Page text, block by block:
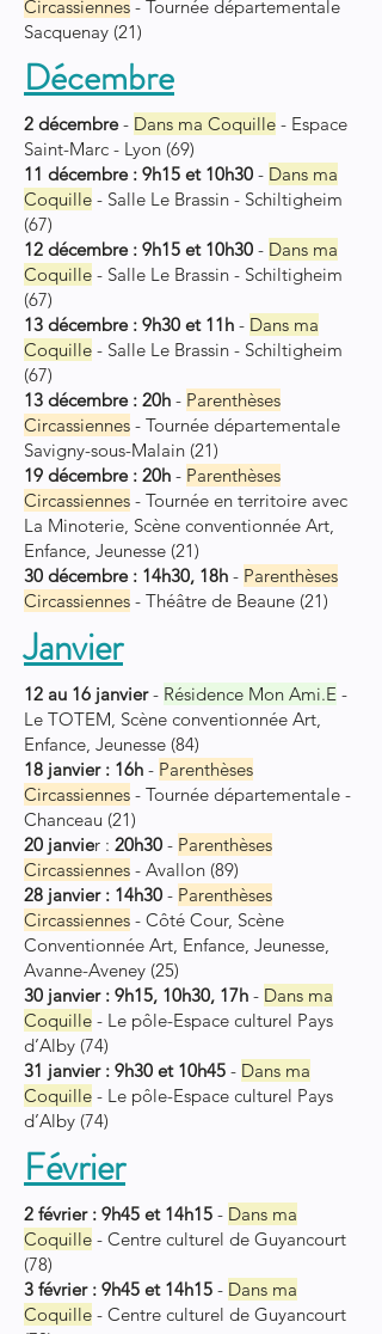
Circassiennes - Tournée départementale
Sacquenay (21)
Décembre
2 décembre- Dans ma Coquille - Espace
Saint-Marc - Lyon (69)
11 décembre : 9h15 et 10h30 - Dans ma
Coquille - Salle Le Brassin - Schiltigheim
(67)
12 décembre : 9h15 et 10h30 - Dans ma
Coquille - Salle Le Brassin - Schiltigheim
(67)
13 décembre : 9h30 et 11h - Dans ma
Coquille - Salle Le Brassin - Schiltigheim
(67)
13 décembre : 20h - Parenthèses
Circassiennes - Tournée départementale
Savigny-sous-Malain (21)
19 décembre : 20h - Parenthèses
Circassiennes - Tournée en territoire avec
La Minoterie, Scène conventionnée Art,
Enfance, Jeunesse (21)
30 décembre : 14h30, 18h - Parenthèses
Circassiennes - Théâtre de Beaune (21)
Janvier
12 au 16 janvier- Résidence Mon Ami.E -
Le TOTEM, Scène conventionnée Art,
Enfance, Jeunesse (84)
18 janvier : 16h - Parenthèses
Circassiennes - Tournée départementale -
Chanceau (21)
20 janvier : 20h30 - Parenthèses
Circassiennes - Avallon (89)
28 janvier : 14h30 - Parenthèses
Circassiennes - Côté Cour, Scène
Conventionnée Art, Enfance, Jeunesse,
Avanne-Aveney (25)
30 janvier : 9h15, 10h30, 17h - Dans ma
Coquille - Le pôle-Espace culturel Pays
d’Alby (74)
31 janvier : 9h30 et 10h45 - Dans ma
Coquille - Le pôle-Espace culturel Pays
d’Alby (74)
Février
2 février : 9h45 et 14h15 - Dans ma
Coquille - Centre culturel de Guyancourt
(78)
3 février : 9h45 et 14h15 - Dans ma
Coquille - Centre culturel de Guyancourt